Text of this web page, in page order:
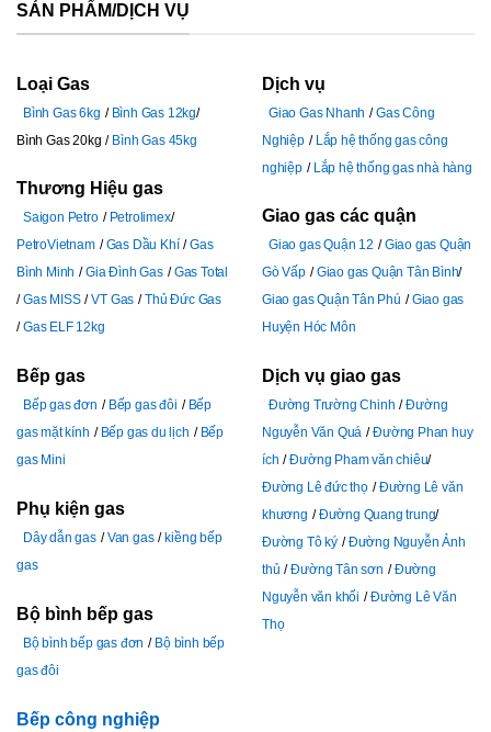
SẢN PHẨM/DỊCH VỤ
Loại Gas
Bình Gas 6kg
Bình Gas 12kg
Bình Gas 20kg
Bình Gas 45kg
Thương Hiệu gas
Saigon Petro
Petrolimex
PetroVietnam
Gas Dầu Khí
Gas
Bình Minh
Gia Đình Gas
Gas Total
Gas MISS
VT Gas
Thủ Đức Gas
Gas ELF 12kg
Bếp gas
Bếp gas đơn Bếp gas đôi
Bếp
gas mặt kính
Bếp gas du lịch
Bếp
gas Mini
Phụ kiện gas
Dây dẫn gas Van gas
kiềng bếp
gas
Bộ bình bếp gas
Bộ bình bếp gas đơn
Bộ bình bếp
gas đôi
Bếp công nghiệp
Dịch vụ
Giao Gas Nhanh
Gas Công
Nghiệp
Lắp hệ thống gas công
nghiệp
Lắp hệ thống gas nhà hàng
Giao gas các quận
Giao gas Quận 12
Giao gas Quận
Gò Vấp
Giao gas Quận Tân Bình
Giao gas Quận Tân Phú
Giao gas
Huyện Hóc Môn
Dịch vụ giao gas
Đường Trường Chinh
Đường
Nguyễn Văn Quá
Đường Phan huy
ích
Đường Pham văn chiêu
Đường Lê đức thọ
Đường Lê văn
khương
Đường Quang trung
Đường Tô ký
Đường Nguyễn Ảnh
thủ
Đường Tân sơn
Đường
Nguyễn văn khối
Đường Lê Văn
Thọ